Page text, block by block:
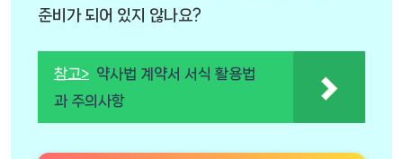
준비가 되어 있지 않나요?
참고> 약사법 계약서 서식 활용법
과 주의사항